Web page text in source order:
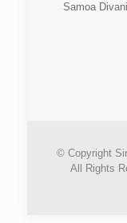
Samoa Divani
© Copyright
All Rights